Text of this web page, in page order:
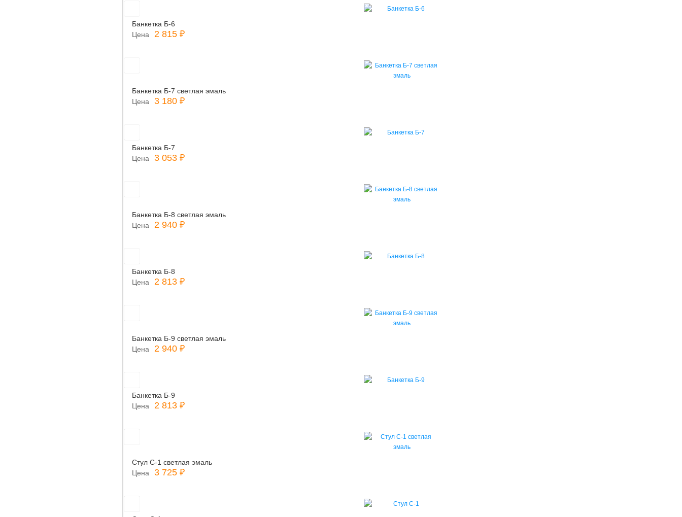
Банкетка Б-6
Цена
2 815 ₽
Банкетка Б-7 светлая эмаль
Цена
3 180 ₽
Банкетка Б-7
Цена
3 053 ₽
Банкетка Б-8 светлая эмаль
Цена
2 940 ₽
Банкетка Б-8
Цена
2 813 ₽
Банкетка Б-9 светлая эмаль
Цена
2 940 ₽
Банкетка Б-9
Цена
2 813 ₽
Стул С-1 светлая эмаль
Цена
3 725 ₽